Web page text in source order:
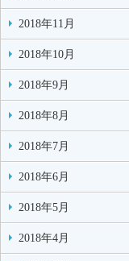
2018年11月
2018年10月
2018年9月
2018年8月
2018年7月
2018年6月
2018年5月
2018年4月